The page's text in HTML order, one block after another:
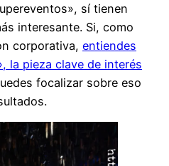
sí tienen
interesante. Si, como
corporativa, entiendes
la pieza clave de interés
focalizar sobre eso